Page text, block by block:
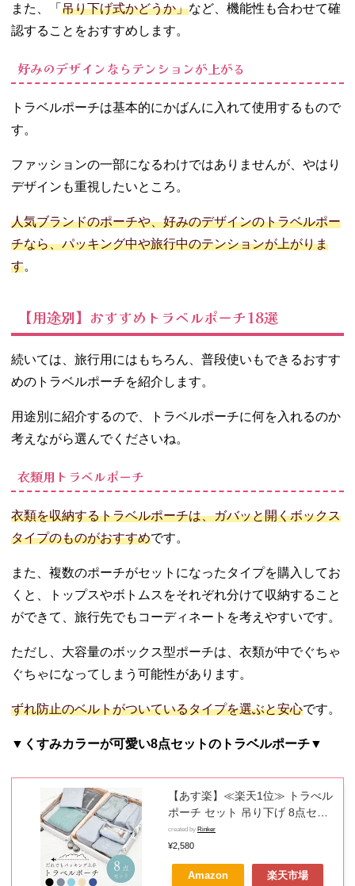
また、「 吊り下げ式かどうか」など、機能性も合わせて確
認することをおすすめします。
好みのデザインならテンションが上がる
トラベルポーチは基本的にかばんに入れて使用するもので
す。
ファッションの一部になるわけではありませんが、やはり
デザインも重視したいところ。
人気ブランドのポーチや、好みのデザインのトラベルポー
チなら、パッキング中や旅行中のテンションが上がりま
す。
【用途別】おすすめトラベルポーチ18選
続いては、旅行用にはもちろん、普段使いもできるおすす
めのトラベルポーチを紹介します。
用途別に紹介するので、トラベルポーチに何を入れるのか
考えながら選んでくださいね。
衣類用トラベルポーチ
衣類を収納するトラベルポーチは、ガバッと開くボックス
タイプのものがおすすめです。
また、複数のポーチがセットになったタイプを購入してお
くと、トップスやボトムスをそれぞれ分けて収納すること
ができて、旅行先でもコーディネートを考えやすいです。
ただし、大容量のボックス型ポーチは、衣類が中でぐちゃ
ぐちゃになってしまう可能性があります。
ずれ防止のベルトがついているタイプを選ぶと安心です。
▼くすみカラーが可愛い8点セットのトラベルポーチ▼
【あす楽】≪楽天1位≫ トラべル
ポーチ セット 吊り下げ 8点セッ
ト おしゃれ 旅行 収納 ポーチ 便
利グッズ かわいい 洗面用具 収納
袋 小分け 仕分け パッキング ト
ラベルグッズ スーツケース 荷物
created by Rinker
¥2,580
Amazon 楽天市場